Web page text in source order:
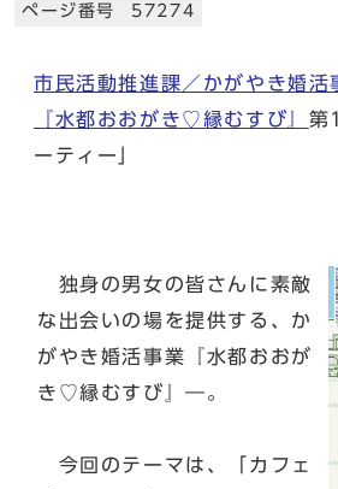
ページ番号 57274
市民活動推進課／かがやき婚活
『水都おおがき♡縁むすび』 第
ーティー」
独身の男女の皆さんに素敵
な出会いの場を提供する、か
がやき婚活事業『水都おおが
き♡縁むすび』―。
今回のテーマは、「カフェ